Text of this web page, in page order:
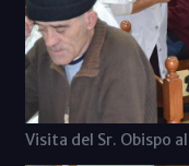
Visita del Sr. Obispo